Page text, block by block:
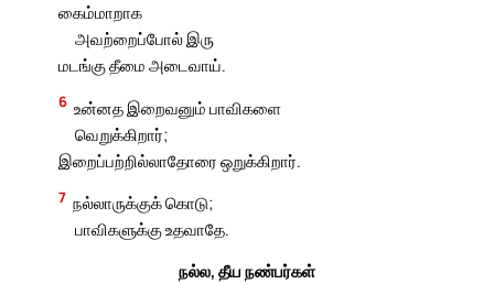
கைம்மாறாக
அவற்றைப்போல் இரு
மடங்கு தீமை அடைவாய்.
6 உன்னத இறைவனும் பாவிகளை
வெறுக்கிறார்;
இறைப்பற்றில்லாதோரை ஒறுக்கிறார்.
7 நல்லாருக்குக் கொடு;
பாவிகளுக்கு உதவாதே.
நல்ல, தீய நண்பர்கள்